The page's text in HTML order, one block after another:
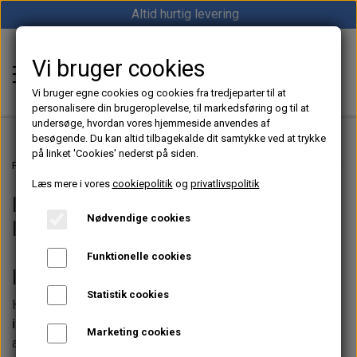
Altid hurtig levering
Shop12volt
Hjem
Autoterm dieselfyr
1852 Diesel Bådvarmer
Strøm
Vind/Sol
Forside
Inverter 12V til 230V – Victron
Inverter til Båd, Camper & Off-Grid
Hos Shop12volt.dk
invertere
, der omformer 12V til 230V
almindelige el-apparater i
Vi bruger cookies
Vi bruger egne cookies og cookies fra tredjeparter til at
personalisere din brugeroplevelse, til markedsføring og til at
undersøge, hvordan vores hjemmeside anvendes af
besøgende. Du kan altid tilbagekalde dit samtykke ved at trykke
på linket 'Cookies' nederst på siden.
Læs mere i vores cookiepolitikog privatlivspolitik
Nødvendige cookies
Funktionelle cookies
Statistik cookies
Marketing cookies